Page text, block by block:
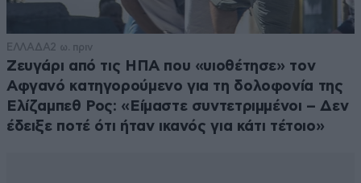
Τονι 18·06·2026 22:12
🤬🤬🤬🤬🤬🤬😢
Απαντήστε
ΕΛΛΑΔΑ2 ω. πριν
Ζευγάρι από τις ΗΠΑ που «υιοθέτησε» τον
Αφγανό κατηγορούμενο για τη δολοφονία της
Ελίζαμπεθ Ρος: «Είμαστε συντετριμμένοι – Δεν
έδειξε ποτέ ότι ήταν ικανός για κάτι τέτοιο»